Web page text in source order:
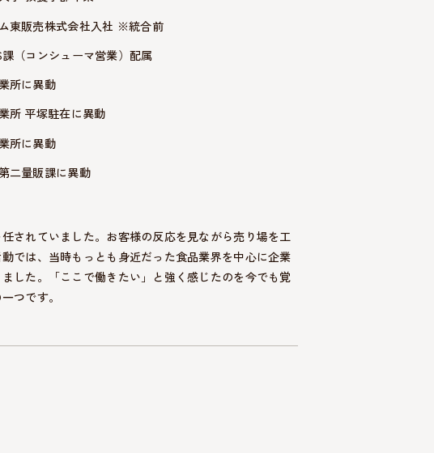
東販売株式会社入社 ※統合前
（コンシューマ営業）配属
所に異動
所 平塚駐在に異動
所に異動
二量販課に異動
されていました。お客様の反応を見ながら売り場を工
では、当時もっとも身近だった食品業界を中心に企業
した。「ここで働きたい」と強く感じたのを今でも覚
つです。